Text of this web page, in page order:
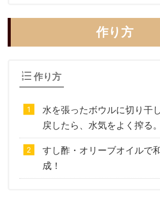
作り方
作り方
水を張ったボウルに切り干
戻したら、水気をよく搾る。
すし酢・オリーブオイルで
成！